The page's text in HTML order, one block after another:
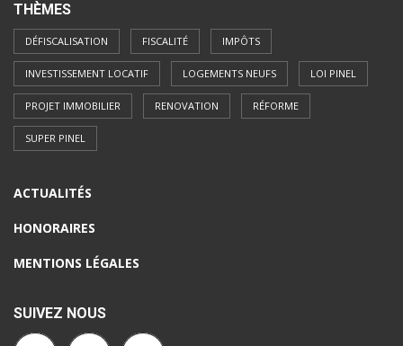
THÈMES
DÉFISCALISATION FISCALITÉ IMPÔTS
INVESTISSEMENT LOCATIF LOGEMENTS NEUFS LOI PINEL
PROJET IMMOBILIER RENOVATION RÉFORME
SUPER PINEL
ACTUALITÉS
HONORAIRES
MENTIONS LÉGALES
SUIVEZ NOUS